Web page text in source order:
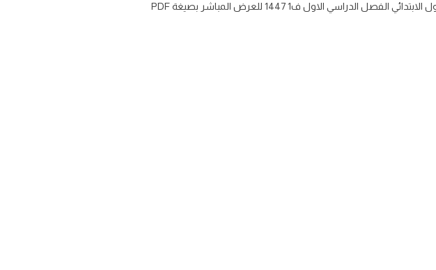
حل كتاب مادة الانجليزي اول ابتدائي الجزء الأول من المقرر ١٤٤٧ حلول منهج انجليزي للصف الاول الابتدائي الفصل الدراسي الاول ف1 1447 للعرض المباشر بصيغة PDF